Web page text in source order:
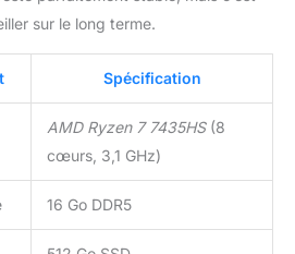
HN013W offre une
connectivité
complète avec un
port RJ45 LAN, un
port USB 3.2 Gen 2
Type-C (avec
support
DisplayPort), et trois
Type-A. Connectez
sur le long terme.
Spécification
AMD Ryzen 7 7435HS(8
cœurs, 3,1 GHz)
16 Go DDR5